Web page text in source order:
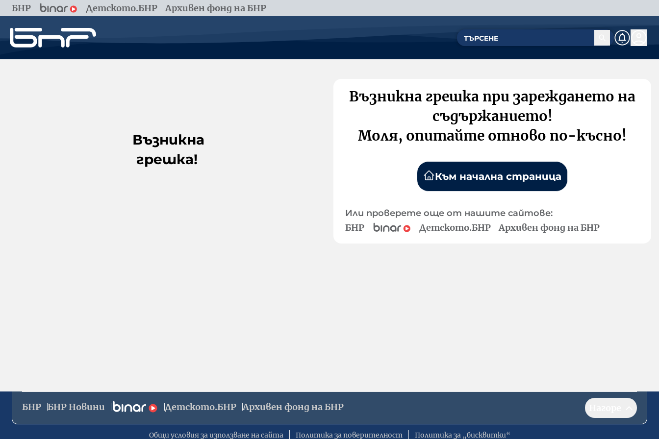
БНР Детското.БНР Архивен фонд на БНР
Възникна
грешка!
Възникна грешка при зареждането на
съдържанието!
Моля, опитайте отново по-късно!
Към начална страница
Или проверете още от нашите сайтове:
БНР Детското.БНР Архивен фонд на БНР
БНР БНР Новини Детското.БНР Архивен фонд на БНР
Общи условия за използване на сайта Политика за поверителност Политика за „бисквитки“